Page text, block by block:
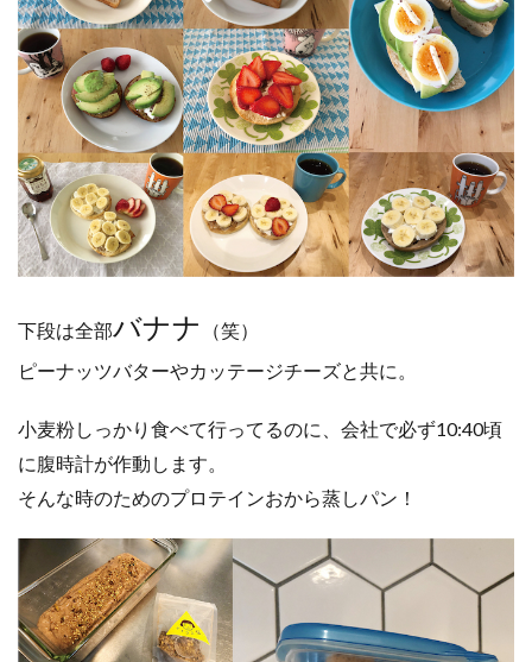
下段は全部バナナ
（笑）
ピーナッツバターやカッテージチーズと共に。
小麦粉しっかり食べて行ってるのに、会社で必ず10:40頃
に腹時計が作動します。
そんな時のためのプロテインおから蒸しパン！